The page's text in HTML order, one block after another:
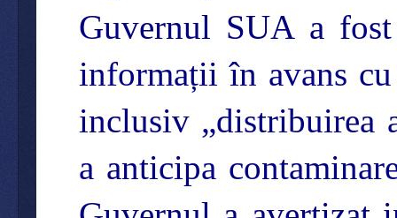
Guvernul SUA a
informații în avans
inclusiv „distribuirea
a anticipa